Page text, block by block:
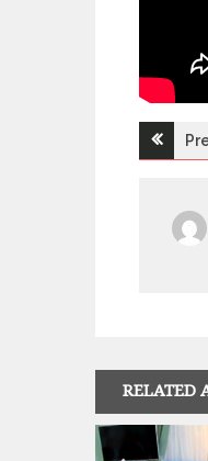
Н
г
а
RELATED